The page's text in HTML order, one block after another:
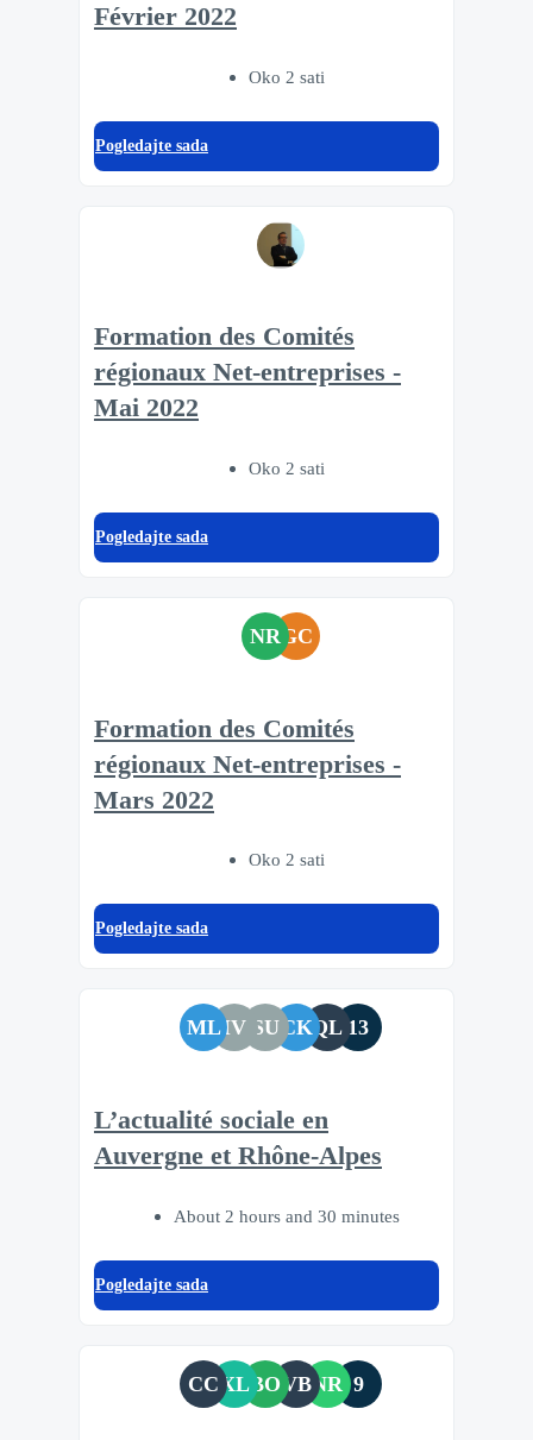
Février 2022
Oko 2 sati
Pogledajte sada
Formation des Comités
régionaux Net-entreprises -
Mai 2022
Oko 2 sati
Pogledajte sada
NRGC
Formation des Comités
régionaux Net-entreprises -
Mars 2022
Oko 2 sati
Pogledajte sada
ML IV SU CKQL 13
L’actualité sociale en
Auvergne et Rhône-Alpes
About 2 hours and 30 minutes
Pogledajte sada
CC XL BO VB NR 9